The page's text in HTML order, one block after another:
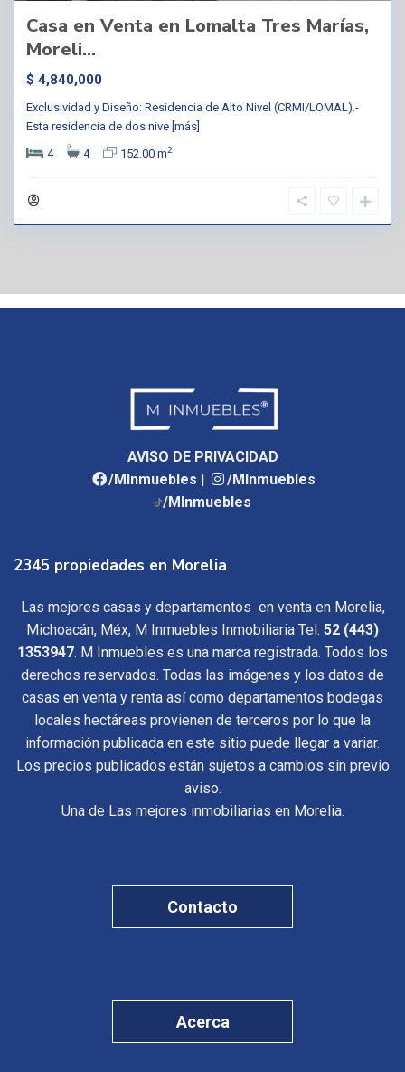
Casa en Venta en Lomalta Tres Marías,
Moreli...
$ 4,840,000
Exclusividad y Diseño: Residencia de Alto Nivel (CRMI/LOMAL).-
Esta residencia de dos nive [más]
4
4 152.00 m2
AVISO DE PRIVACIDAD
/MInmuebles |
/MInmuebles
/MInmuebles
2345 propiedades en Morelia
Las mejores casas y departamentos en venta en Morelia,
Michoacán, Méx, M Inmuebles Inmobiliaria Tel. 52 (443)
1353947. M Inmuebles es una marca registrada. Todos los
derechos reservados. Todas las imágenes y los datos de
casas en venta y renta así como departamentos bodegas
locales hectáreas provienen de terceros por lo que la
información publicada en este sitio puede llegar a variar.
Los precios publicados están sujetos a cambios sin previo
aviso.
Una de Las mejores inmobiliarias en Morelia.